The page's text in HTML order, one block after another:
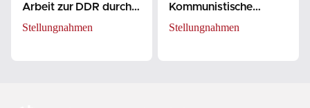
Arbeit zur DDR durch
Stellungnahmen
Kommunistische
Desinformationen über
Stellungnahmen